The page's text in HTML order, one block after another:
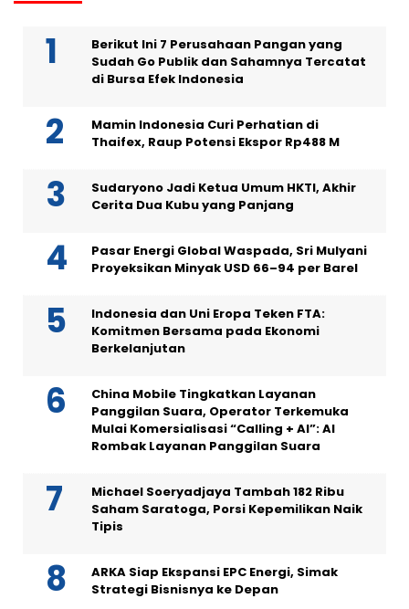
Berikut Ini 7 Perusahaan Pangan yang
Sudah Go Publik dan Sahamnya Tercatat
di Bursa Efek Indonesia
Mamin Indonesia Curi Perhatian di
Thaifex, Raup Potensi Ekspor Rp488 M
Sudaryono Jadi Ketua Umum HKTI, Akhir
Cerita Dua Kubu yang Panjang
Pasar Energi Global Waspada, Sri Mulyani
Proyeksikan Minyak USD 66–94 per Barel
Indonesia dan Uni Eropa Teken FTA:
Komitmen Bersama pada Ekonomi
Berkelanjutan
China Mobile Tingkatkan Layanan
Panggilan Suara, Operator Terkemuka
Mulai Komersialisasi “Calling + AI”: AI
Rombak Layanan Panggilan Suara
Michael Soeryadjaya Tambah 182 Ribu
Saham Saratoga, Porsi Kepemilikan Naik
Tipis
ARKA Siap Ekspansi EPC Energi, Simak
Strategi Bisnisnya ke Depan